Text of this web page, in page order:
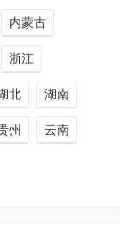
内蒙古
浙江
北 湖南
州 云南